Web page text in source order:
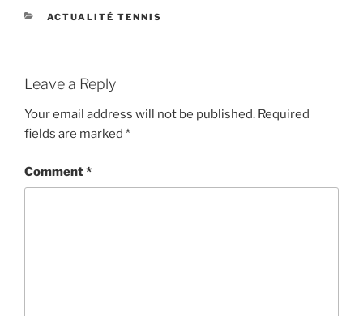
CATEGORIES
ACTUALITÉ TENNIS
Leave a Reply
Your email address will not be published. Required
fields are marked *
Comment*